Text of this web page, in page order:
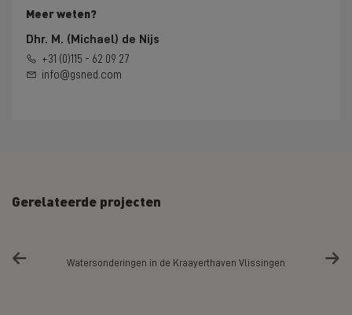
Meer weten?
Dhr. M. (Michael) de Nijs
+31 (0)115 - 62 09 27
info@gsned.com
Gerelateerde projecten
Watersonderingen in de Kraayerthaven Vlissingen